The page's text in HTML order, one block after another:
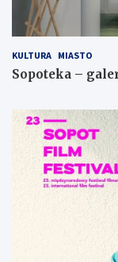
KULTURA MIASTO
Sopoteka –